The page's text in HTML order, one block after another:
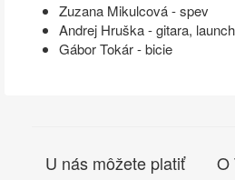
Zuzana Mikulcová - spev
Andrej Hruška - gitara,
Gábor Tokár - bicie
U nás môžete platiť O